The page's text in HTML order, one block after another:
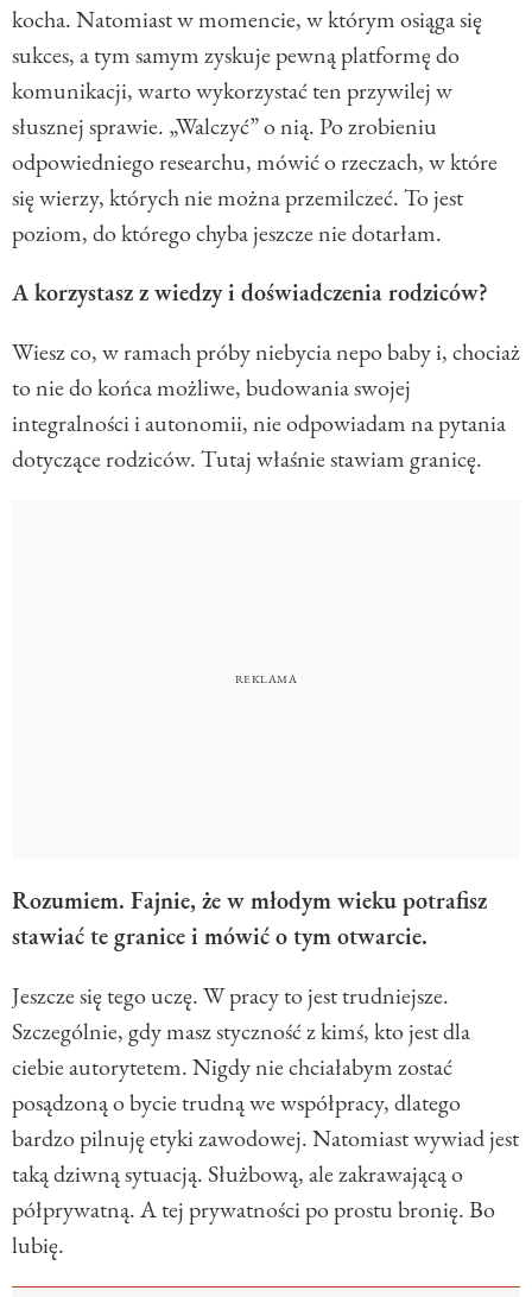
kocha. Natomiast w momencie, w którym osiąga się
sukces, a tym samym zyskuje pewną platformę do
komunikacji, warto wykorzystać ten przywilej w
słusznej sprawie. „Walczyć” o nią. Po zrobieniu
odpowiedniego researchu, mówić o rzeczach, w które
się wierzy, których nie można przemilczeć. To jest
poziom, do którego chyba jeszcze nie dotarłam.
A korzystasz z wiedzy i doświadczenia rodziców?
Wiesz co, w ramach próby niebycia nepo baby i, chociaż
to nie do końca możliwe, budowania swojej
integralności i autonomii, nie odpowiadam na pytania
dotyczące rodziców. Tutaj właśnie stawiam granicę.
Rozumiem. Fajnie, że w młodym wieku potrafisz
stawiać te granice i mówić o tym otwarcie.
Jeszcze się tego uczę. W pracy to jest trudniejsze.
Szczególnie, gdy masz styczność z kimś, kto jest dla
ciebie autorytetem. Nigdy nie chciałabym zostać
posądzoną o bycie trudną we współpracy, dlatego
bardzo pilnuję etyki zawodowej. Natomiast wywiad jest
taką dziwną sytuacją. Służbową, ale zakrawającą o
półprywatną. A tej prywatności po prostu bronię. Bo
lubię.